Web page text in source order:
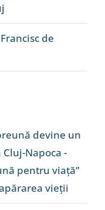
de
devine un
Napoca -
pentru viață”
vieții